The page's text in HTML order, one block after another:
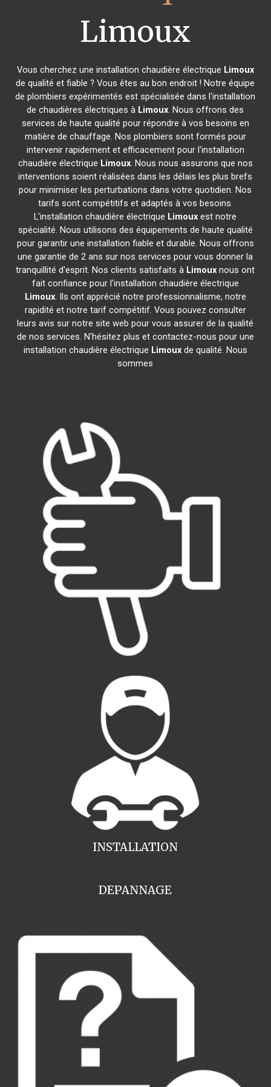
Limoux
Vous cherchez une installation chaudière électrique Limoux
de qualité et fiable ? Vous êtes au bon endroit ! Notre équipe
de plombiers expérimentés est spécialisée dans l'installation
de chaudières électriques à Limoux. Nous offrons des
services de haute qualité pour répondre à vos besoins en
matière de chauffage. Nos plombiers sont formés pour
intervenir rapidement et efficacement pour l'installation
chaudière électrique Limoux. Nous nous assurons que nos
interventions soient réalisées dans les délais les plus brefs
pour minimiser les perturbations dans votre quotidien. Nos
tarifs sont compétitifs et adaptés à vos besoins.
L'installation chaudière électrique Limoux est notre
spécialité. Nous utilisons des équipements de haute qualité
pour garantir une installation fiable et durable. Nous offrons
une garantie de 2 ans sur nos services pour vous donner la
tranquillité d'esprit. Nos clients satisfaits à Limoux nous ont
fait confiance pour l'installation chaudière électrique
Limoux. Ils ont apprécié notre professionnalisme, notre
rapidité et notre tarif compétitif. Vous pouvez consulter
leurs avis sur notre site web pour vous assurer de la qualité
de nos services. N'hésitez plus et contactez-nous pour une
installation chaudière électrique Limouxde qualité. Nous
sommes
INSTALLATION
DEPANNAGE